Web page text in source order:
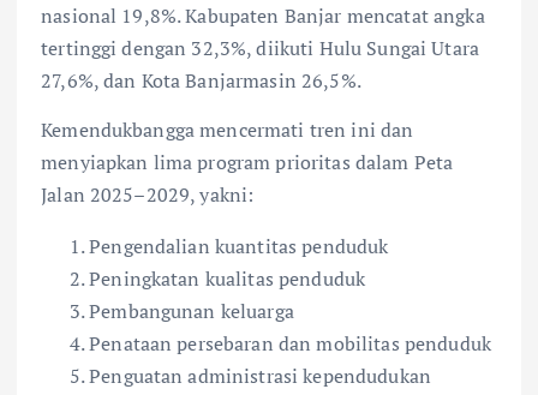
nasional 19,8%. Kabupaten Banjar mencatat angka
tertinggi dengan 32,3%, diikuti Hulu Sungai Utara
27,6%, dan Kota Banjarmasin 26,5%.
Kemendukbangga mencermati tren ini dan
menyiapkan lima program prioritas dalam Peta
Jalan 2025–2029, yakni:
Pengendalian kuantitas penduduk
Peningkatan kualitas penduduk
Pembangunan keluarga
Penataan persebaran dan mobilitas penduduk
Penguatan administrasi kependudukan